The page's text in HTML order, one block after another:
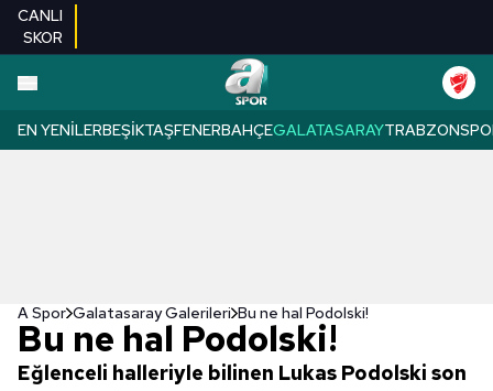
CANLI
SKOR
EN YENILERBEŞIKTAŞFENERBAHÇEGALATASARAY
A Spor Galatasaray Galerileri Bu ne hal Podolski!
Bu ne hal Podolski!
Eğlenceli halleriyle bilinen Lukas Podolski son